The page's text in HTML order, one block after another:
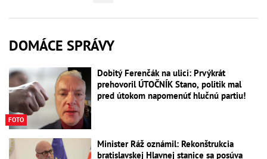
DOMÁCE SPRÁVY
FOTO
Dobitý Ferenčák na ulici: Prvýkrát
prehovoril ÚTOČNÍK Stano, politik mal
pred útokom napomenúť hlučnú partiu!
Minister Ráž oznámil: Rekonštrukcia
bratislavskej Hlavnej stanice sa posúva